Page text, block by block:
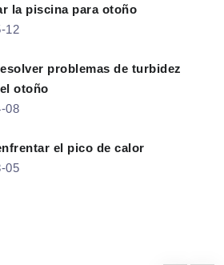
la piscina para otoño
12
problemas de turbidez
otoño
08
el pico de calor
05